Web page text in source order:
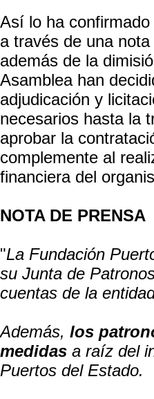
Así lo ha
a través de una
además de la
Asamblea han
adjudicación y
necesarios hasta la
aprobar la
complemente al
financiera del
NOTA DE PRENSA
"La Fundación
su Junta de
cuentas de la
Además, los
medidas a raíz del
Puertos del Estado.